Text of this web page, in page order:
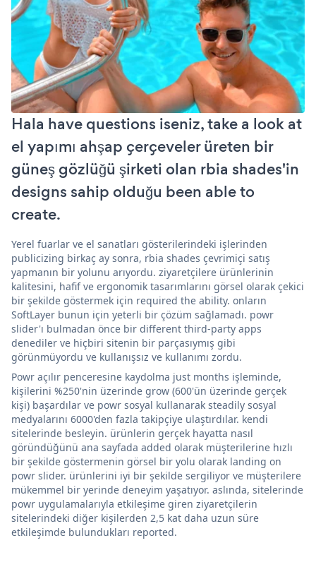
Hala have questions iseniz, take a look at
el yapımı ahşap çerçeveler üreten bir
güneş gözlüğü şirketi olan rbia shades'in
designs sahip olduğu been able to
create.
Yerel fuarlar ve el sanatları gösterilerindeki işlerinden
publicizing birkaç ay sonra, rbia shades çevrimiçi satış
yapmanın bir yolunu arıyordu. ziyaretçilere ürünlerinin
kalitesini, hafif ve ergonomik tasarımlarını görsel olarak çekici
bir şekilde göstermek için required the ability. onların
SoftLayer bunun için yeterli bir çözüm sağlamadı. powr
slider'ı bulmadan önce bir different third-party apps
denediler ve hiçbiri sitenin bir parçasıymış gibi
görünmüyordu ve kullanışsız ve kullanımı zordu.
Powr açılır penceresine kaydolma just months işleminde,
kişilerini %250'nin üzerinde grow (600'ün üzerinde gerçek
kişi) başardılar ve powr sosyal kullanarak steadily sosyal
medyalarını 6000'den fazla takipçiye ulaştırdılar. kendi
sitelerinde besleyin. ürünlerin gerçek hayatta nasıl
göründüğünü ana sayfada added olarak müşterilerine hızlı
bir şekilde göstermenin görsel bir yolu olarak landing on
powr slider. ürünlerini iyi bir şekilde sergiliyor ve müşterilere
mükemmel bir yerinde deneyim yaşatıyor. aslında, sitelerinde
powr uygulamalarıyla etkileşime giren ziyaretçilerin
sitelerindeki diğer kişilerden 2,5 kat daha uzun süre
etkileşimde bulundukları reported.